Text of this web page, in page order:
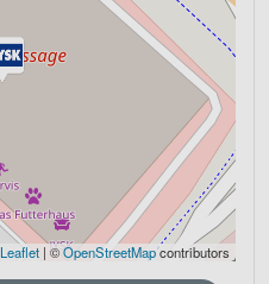
Leaflet | ©OpenStreetMapcontributors